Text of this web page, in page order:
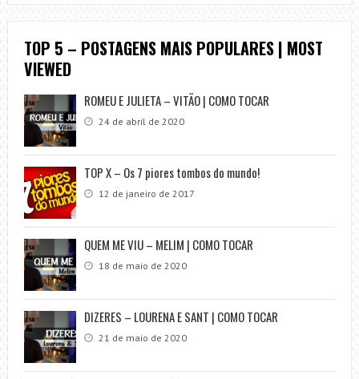
TOP 5 – POSTAGENS MAIS POPULARES | MOST
VIEWED
ROMEU E JULIETA – VITÃO | COMO TOCAR
24 de abril de 2020
TOP X – Os 7 piores tombos do mundo!
12 de janeiro de 2017
QUEM ME VIU – MELIM | COMO TOCAR
18 de maio de 2020
DIZERES – LOURENA E SANT | COMO TOCAR
21 de maio de 2020